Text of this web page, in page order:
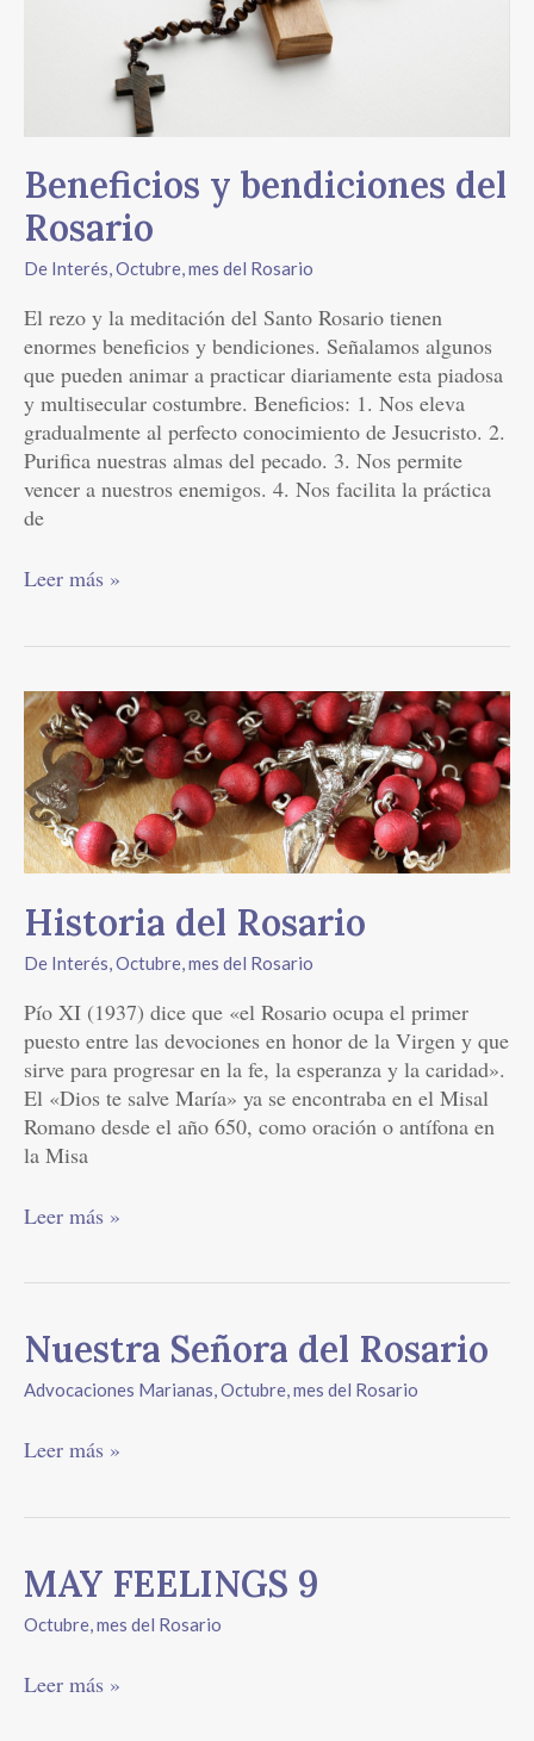
Beneficios y bendiciones del
Rosario
De Interés,Octubre, mes del Rosario
El rezo y la meditación del Santo Rosario tienen
enormes beneficios y bendiciones. Señalamos algunos
que pueden animar a practicar diariamente esta piadosa
y multisecular costumbre. Beneficios: 1. Nos eleva
gradualmente al perfecto conocimiento de Jesucristo. 2.
Purifica nuestras almas del pecado. 3. Nos permite
vencer a nuestros enemigos. 4. Nos facilita la práctica
de
Leer más »
Historia del Rosario
De Interés Octubre, mes del Rosario
Pío XI (1937) dice que «el Rosario ocupa el primer
puesto entre las devociones en honor de la Virgen y que
sirve para progresar en la fe, la esperanza y la caridad».
El «Dios te salve María» ya se encontraba en el Misal
Romano desde el año 650, como oración o antífona en
la Misa
Historia
del
Rosario
Leer más »
Nuestra Señora del Rosario
Advocaciones Marianas,Octubre, mes del Rosario
Nuestra
Señora
del
Leer más »
MAY FEELINGS 9
Octubre, mes del Rosario
MAY
FEELINGS
9
Leer más »